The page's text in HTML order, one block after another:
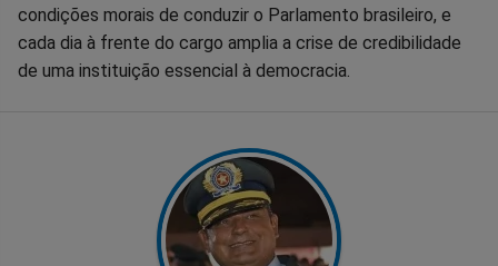
condições morais de conduzir o Parlamento brasileiro, e
cada dia à frente do cargo amplia a crise de credibilidade
de uma instituição essencial à democracia.